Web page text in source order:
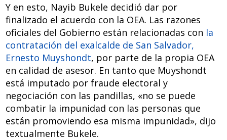
Y en esto, Nayib Bukele decidió dar por
finalizado el acuerdo con la OEA. Las razones
oficiales del Gobierno están relacionadas con la
contratación del exalcalde de San Salvador,
Ernesto Muyshondt, por parte de la propia OEA
en calidad de asesor. En tanto que Muyshondt
está imputado por fraude electoral y
negociación con las pandillas, «no se puede
combatir la impunidad con las personas que
están promoviendo esa misma impunidad», dijo
textualmente Bukele.